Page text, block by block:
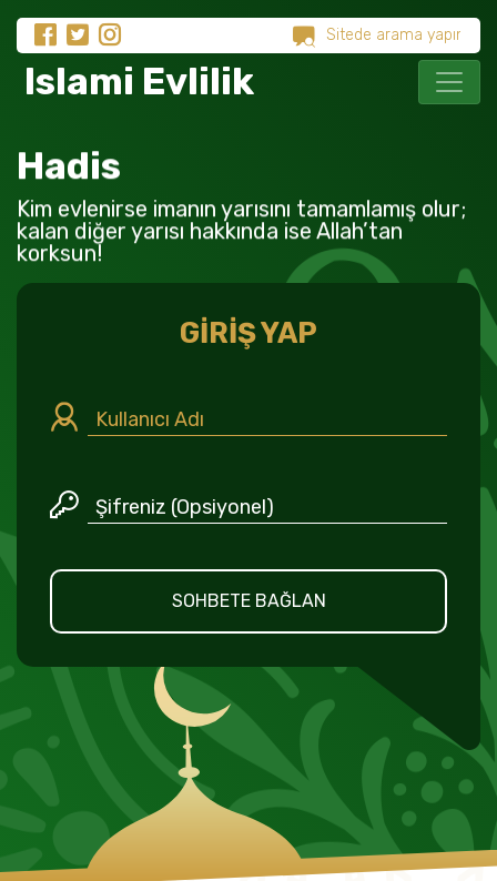
Islami Evlilik
Hadis
Kim evlenirse imanın yarısını tamamlamış olur;
kalan diğer yarısı hakkında ise Allah’tan
korksun!
GİRİŞ YAP
SOHBETE BAĞLAN